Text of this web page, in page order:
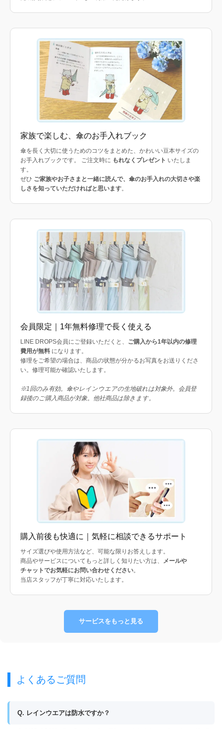
家族で楽しむ、傘のお手入れブック
傘を長く大切に使うためのコツをまとめた、かわいい豆本サイズの
お手入れブックです。 ご注文時に もれなくプレゼント いたしま
す。
ぜひ ご家族やお子さまと一緒に読んで、傘のお手入れの大切さや楽
しさを知っていただければと思います。
会員限定｜1年無料修理で長く使える
LINE DROPS会員にご登録いただくと、 ご購入から1年以内の修理
費用が無料 になります。
修理をご希望の場合は、商品の状態が分かるお写真をお送りくださ
い。修理可能か確認いたします。
※1回のみ有効。傘やレインウエアの生地破れは対象外。会員登
録後のご購入商品が対象。他社商品は除きます。
購入前後も快適に｜気軽に相談できるサポート
サイズ選びや使用方法など、可能な限りお答えします。
商品やサービスについてもっと詳しく知りたい方は、
メールや
チャットでお気軽にお問い合わせください。
当店スタッフが丁寧に対応いたします。
サービスをもっと見る
よくあるご質問
Q. レインウエアは防水ですか？